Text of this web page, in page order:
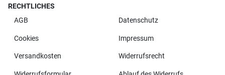
RECHTLICHES
AGB
Datenschutz
Cookies Impressum
Versandkosten Widerrufsrecht